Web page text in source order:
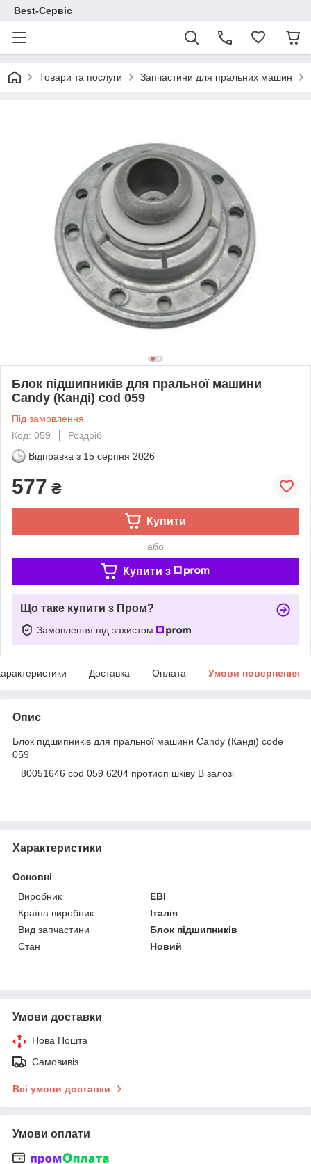
Best-Сервіс
Товари та послуги Запчастини для пральних машин
Блок підшипників для пральної машини
Candy (Канді) cod 059
Під замовлення
Код: 059
Роздріб
Відправка з 15 серпня 2026
577 ₴
Купити
або
Купити з
Що таке купити з Пром?
Замовлення під захистом
Доставка Оплата Умови повернення
Опис
Блок підшипників для пральної машини Candy (Канді) code
059
= 80051646 cod 059 6204 протиоп шківу В залозі
Характеристики
Основні
Виробник
EBI
Країна виробник
Італія
Вид запчастини
Блок підшипників
Стан
Новий
Умови доставки
Нова Пошта
Самовивіз
Всі умови доставки
Умови оплати